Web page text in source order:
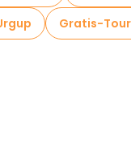
Gratis-